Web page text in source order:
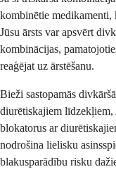
kombinētie medikamenti,
Jūsu ārsts var apsvērt
kombinācijas,
reaģējat uz ārstēšanu.
Bieži sastopamās
diurētiskajiem
blokatorus ar
nodrošina lielisku
blakusparādību risku